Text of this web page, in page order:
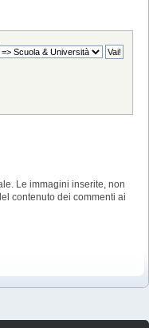
Le immagini inserite, non
contenuto dei commenti ai